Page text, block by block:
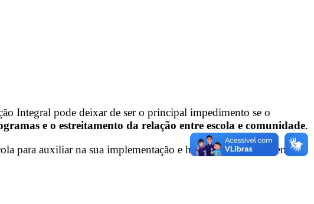
Integral pode deixar de ser o principal impedimento se o
e o estreitamento da relação entre escola e comunidade.
para auxiliar na sua implementação e há esforço para aumentar o